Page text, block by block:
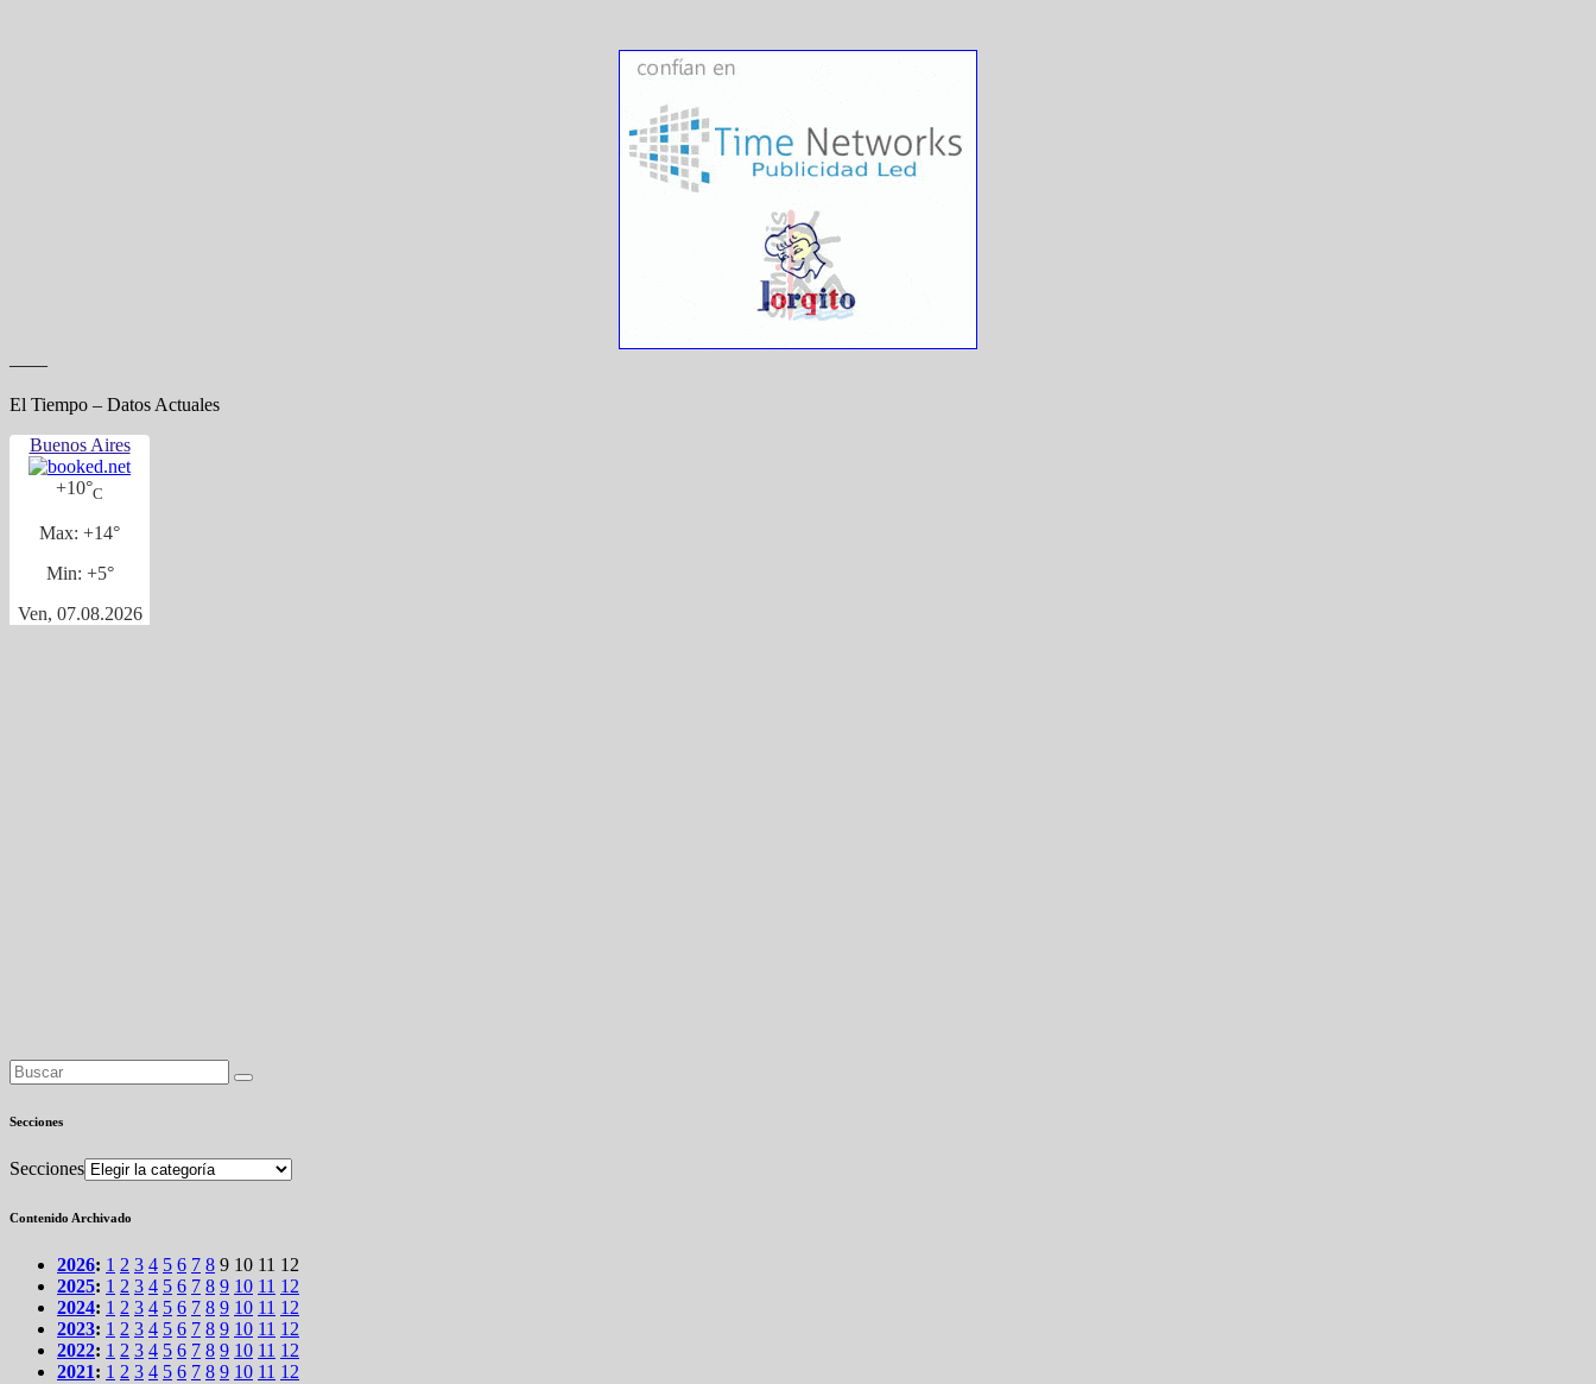
——
El Tiempo – Datos Actuales
Buenos Aires
+10°C
Max: +14°
Min: +5°
Ven, 07.08.2026
Secciones
Secciones
Contenido Archivado
2026: 1 2 3 4 5 6 7 8 9 10 11 12
2025: 1 2 3 4 5 6 7 8 9 10 11 12
2024: 1 2 3 4 5 6 7 8 9 10 11 12
2023: 1 2 3 4 5 6 7 8 9 10 11 12
2022: 1 2 3 4 5 6 7 8 9 10 11 12
2021: 1 2 3 4 5 6 7 8 9 10 11 12